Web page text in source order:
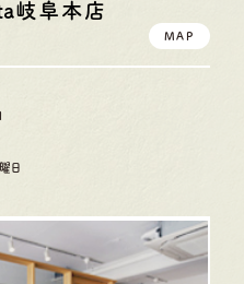
岐阜本店
MAP
日